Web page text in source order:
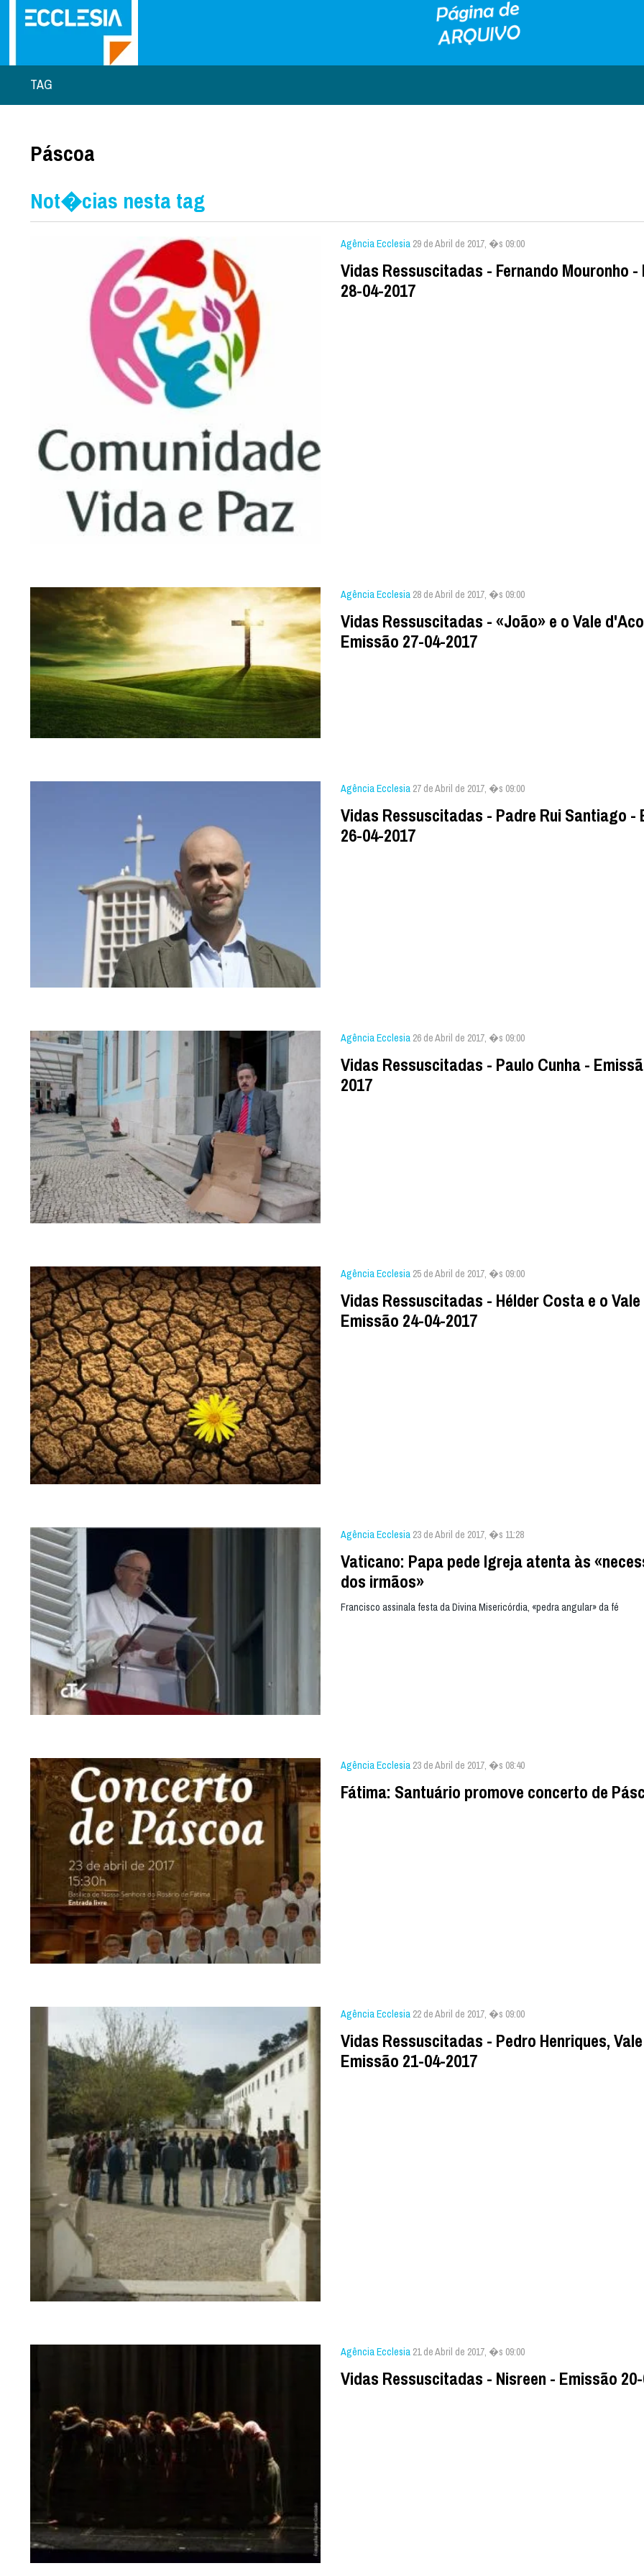
TAG
Páscoa
Not�cias nesta tag
Agência Ecclesia 29 de Abril de 2017, �s 09:00
Vidas Ressuscitadas - Fernando Mouronho -
28-04-2017
Agência Ecclesia 28 de Abril de 2017, �s 09:00
Vidas Ressuscitadas - «João» e o Vale
Emissão 27-04-2017
Agência Ecclesia 27 de Abril de 2017, �s 09:00
Vidas Ressuscitadas - Padre Rui Santiago -
26-04-2017
Agência Ecclesia 26 de Abril de 2017, �s 09:00
Vidas Ressuscitadas - Paulo Cunha -
2017
Agência Ecclesia 25 de Abril de 2017, �s 09:00
Vidas Ressuscitadas - Hélder Costa e o
Emissão 24-04-2017
Agência Ecclesia 23 de Abril de 2017, �s 11:28
Vaticano: Papa pede Igreja atenta às
dos irmãos»
Francisco assinala festa da Divina Misericórdia, «pedra angular» da fé
Agência Ecclesia 23 de Abril de 2017, �s 08:40
Fátima: Santuário promove concerto de
Agência Ecclesia 22 de Abril de 2017, �s 09:00
Vidas Ressuscitadas - Pedro Henriques,
Emissão 21-04-2017
Agência Ecclesia 21 de Abril de 2017, �s 09:00
Vidas Ressuscitadas - Nisreen - Emissão